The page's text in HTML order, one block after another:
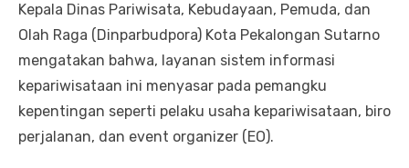
Kepala Dinas Pariwisata, Kebudayaan, Pemuda, dan
Olah Raga (Dinparbudpora) Kota Pekalongan Sutarno
mengatakan bahwa, layanan sistem informasi
kepariwisataan ini menyasar pada pemangku
kepentingan seperti pelaku usaha kepariwisataan, biro
perjalanan, dan event organizer (EO).